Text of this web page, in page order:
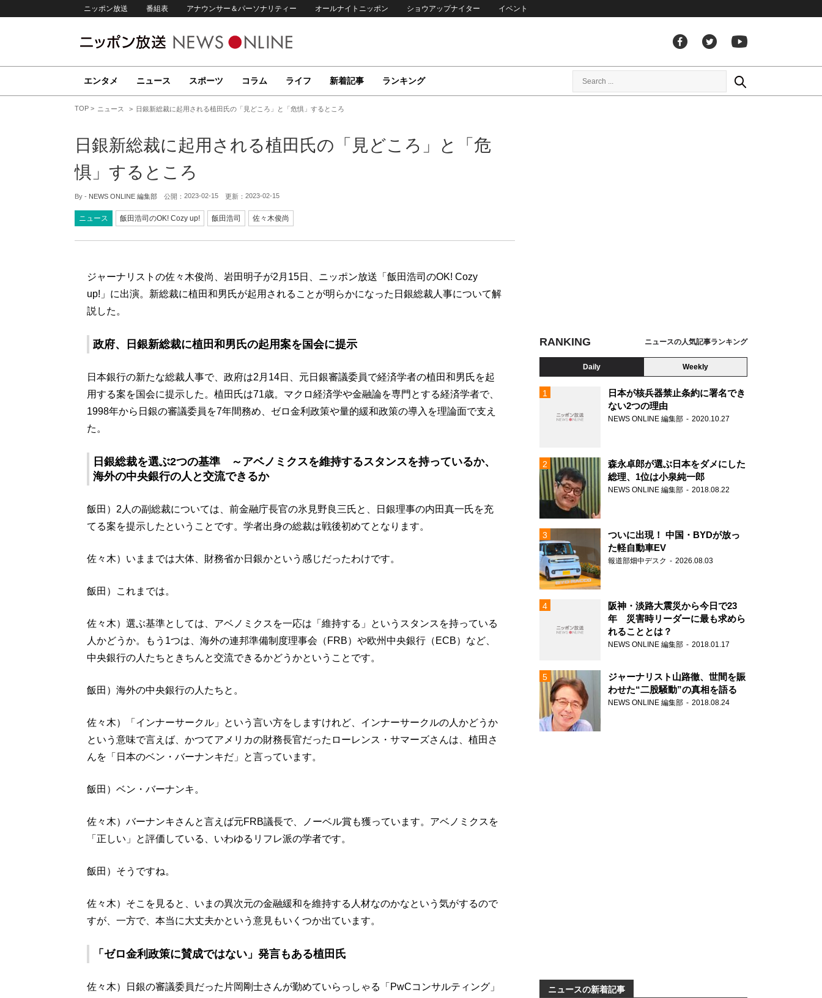
ニッポン放送 番組表 アナウンサー＆パーソナリティー オールナイトニッポン ショウアップナイター イベント
エンタメ ニュース スポーツ コラム ライフ 新着記事 ランキング
TOP ニュース 日銀新総裁に起用される植田氏の「見どころ」と「危惧」するところ
日銀新総裁に起用される植田氏の「見どころ」と「危
惧」するところ
By - NEWS ONLINE 編集部 公開： 2023-02-15 更新： 2023-02-15
ニュース 飯田浩司のOK! Cozy up! 飯田浩司 佐々木俊尚
ジャーナリストの佐々木俊尚、岩田明子が2月15日、ニッポン放送「飯田浩司のOK! Cozy
up!」に出演。新総裁に植田和男氏が起用されることが明らかになった日銀総裁人事について解
説した。
政府、日銀新総裁に植田和男氏の起用案を国会に提示
日本銀行の新たな総裁人事で、政府は2月14日、元日銀審議委員で経済学者の植田和男氏を起
用する案を国会に提示した。植田氏は71歳。マクロ経済学や金融論を専門とする経済学者で、
1998年から日銀の審議委員を7年間務め、ゼロ金利政策や量的緩和政策の導入を理論面で支え
た。
日銀総裁を選ぶ2つの基準 ～アベノミクスを維持するスタンスを持っているか、
海外の中央銀行の人と交流できるか
飯田）2人の副総裁については、前金融庁長官の氷見野良三氏と、日銀理事の内田真一氏を充
てる案を提示したということです。学者出身の総裁は戦後初めてとなります。
佐々木）いままでは大体、財務省か日銀かという感じだったわけです。
飯田）これまでは。
佐々木）選ぶ基準としては、アベノミクスを一応は「維持する」というスタンスを持っている
人かどうか。もう1つは、海外の連邦準備制度理事会（FRB）や欧州中央銀行（ECB）など、
中央銀行の人たちときちんと交流できるかどうかということです。
飯田）海外の中央銀行の人たちと。
佐々木）「インナーサークル」という言い方をしますけれど、インナーサークルの人かどうか
という意味で言えば、かつてアメリカの財務長官だったローレンス・サマーズさんは、植田さ
んを「日本のベン・バーナンキだ」と言っています。
飯田）ベン・バーナンキ。
佐々木）バーナンキさんと言えば元FRB議長で、ノーベル賞も獲っています。アベノミクスを
「正しい」と評価している、いわゆるリフレ派の学者です。
飯田）そうですね。
佐々木）そこを見ると、いまの異次元の金融緩和を維持する人材なのかなという気がするので
すが、一方で、本当に大丈夫かという意見もいくつか出ています。
「ゼロ金利政策に賛成ではない」発言もある植田氏
佐々木）日銀の審議委員だった片岡剛士さんが勤めていらっしゃる「PwCコンサルティング」
RANKING ニュースの人気記事ランキング
Daily Weekly
日本が核兵器禁止条約に署名でき
ない2つの理由
NEWS ONLINE 編集部 2020.10.27
森永卓郎が選ぶ日本をダメにした
総理、1位は小泉純一郎
NEWS ONLINE 編集部 2018.08.22
ついに出現！ 中国・BYDが放っ
た軽自動車EV
報道部畑中デスク 2026.08.03
阪神・淡路大震災から今日で23
年 災害時リーダーに最も求めら
れることとは？
NEWS ONLINE 編集部 2018.01.17
ジャーナリスト山路徹、世間を賑
わせた“二股騒動”の真相を語る
NEWS ONLINE 編集部 2018.08.24
ニュースの新着記事